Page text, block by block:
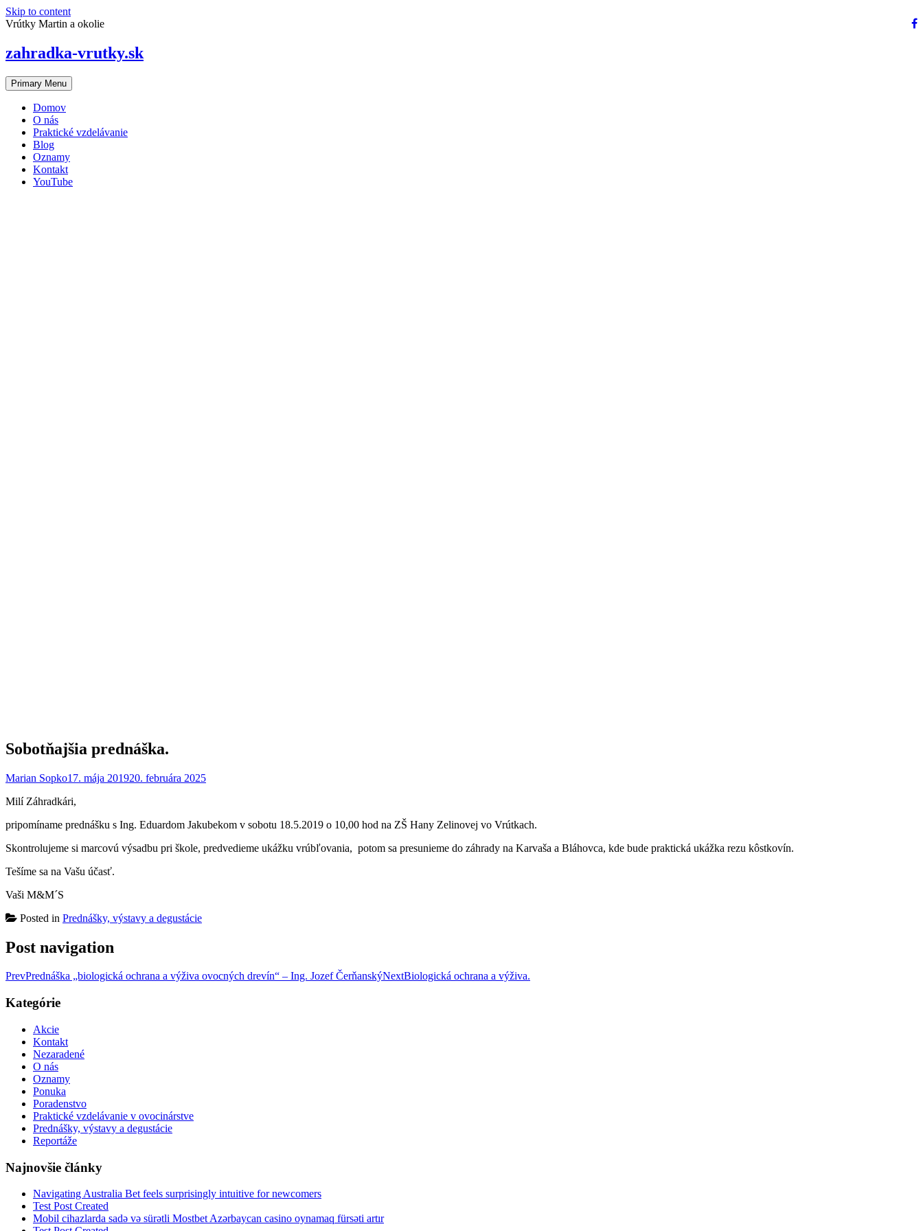
Skip to content
Vrútky Martin a okolie
zahradka-vrutky.sk
Primary Menu
Domov
O nás
Praktické vzdelávanie
Blog
Oznamy
Kontakt
YouTube
Sobotňajšia prednáška.
Marian Sopko17. mája 201920. februára 2025
Milí Záhradkári,
pripomíname prednášku s Ing. Eduardom Jakubekom v sobotu 18.5.2019 o 10,00 hod na ZŠ Hany Zelinovej vo Vrútkach.
Skontrolujeme si marcovú výsadbu pri škole, predvedieme ukážku vrúbľovania, potom sa presunieme do záhrady na Karvaša a Bláhovca, kde bude praktická ukážka rezu kôstkovín.
Tešíme sa na Vašu účasť.
Vaši M&M´S
Posted in Prednášky, výstavy a degustácie
Post navigation
PrevPrednáška „biologická ochrana a výživa ovocných drevín“ – Ing. Jozef ČerňanskýNextBiologická ochrana a výživa.
Kategórie
Akcie
Kontakt
Nezaradené
O nás
Oznamy
Ponuka
Poradenstvo
Praktické vzdelávanie v ovocinárstve
Prednášky, výstavy a degustácie
Reportáže
Najnovšie články
Navigating Australia Bet feels surprisingly intuitive for newcomers
Test Post Created
Mobil cihazlarda sadə və sürətli Mostbet Azərbaycan casino oynamaq fürsəti artır